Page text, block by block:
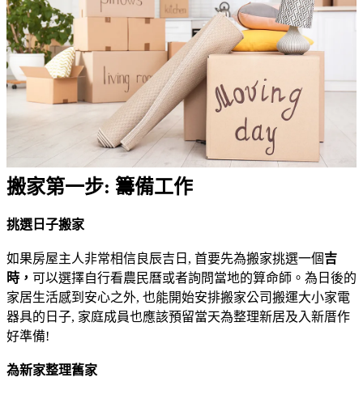
搬家第一步: 籌備工作
挑選日子搬家
如果房屋主人非常相信良辰吉日, 首要先為搬家挑選一個吉
時， 可以選擇自行看農民曆或者詢問當地的算命師。為日後的
家居生活感到安心之外, 也能開始安排搬家公司搬運大小家電
器具的日子, 家庭成員也應該預留當天為整理新居及入新厝作
好準備!
為新家整理舊家